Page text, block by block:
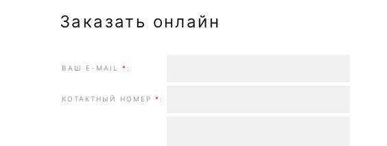
Заказать онлайн
ВАШ E-MAIL * :
КОТАКТНЫЙ НОМЕР * :